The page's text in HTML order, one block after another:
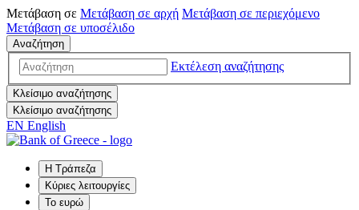
Μετάβαση σε Μετάβαση σε αρχή Μετάβαση σε περιεχόμενο
Μετάβαση σε υποσέλιδο
Αναζήτηση
Εκτέλεση αναζήτησης
Κλείσιμο αναζήτησης
Κλείσιμο αναζήτησης
EN English
Η Τράπεζα
Κύριες λειτουργίες
Το ευρώ